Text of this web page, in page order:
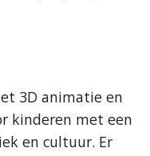
3D animatie en
kinderen met een
en cultuur. Er